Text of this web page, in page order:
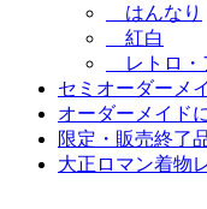
はんなり
紅白
レトロ・
セミオーダーメ
オーダーメイド
限定・販売終了
大正ロマン着物